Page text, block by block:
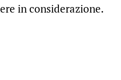
in considerazione.